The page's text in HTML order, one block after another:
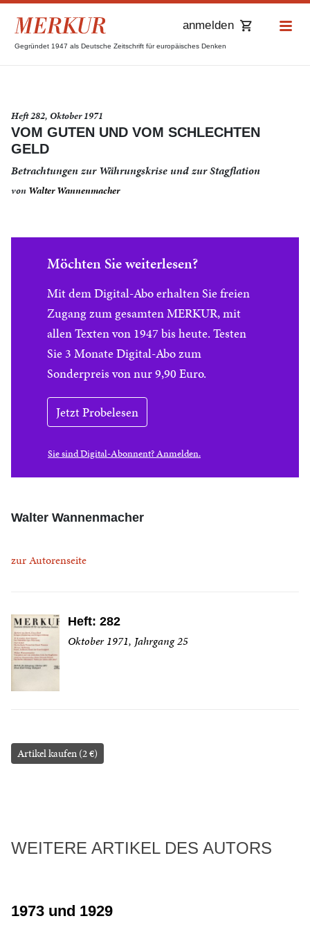
Gegründet 1947 als Deutsche Zeitschrift für europäisches Denken
anmelden
Heft 282, Oktober 1971
VOM GUTEN UND VOM SCHLECHTEN
GELD
Betrachtungen zur Währungskrise und zur Stagflation
von Walter Wannenmacher
Möchten Sie weiterlesen?
Mit dem Digital-Abo erhalten Sie freien
Zugang zum gesamten MERKUR, mit
allen Texten von 1947 bis heute. Testen
Sie 3 Monate Digital-Abo zum
Sonderpreis von nur 9,90 Euro.
Jetzt Probelesen
Sie sind Digital-Abonnent? Anmelden.
Walter Wannenmacher
zur Autorenseite
Heft: 282
Oktober 1971, Jahrgang 25
Artikel kaufen (2 €)
WEITERE ARTIKEL DES AUTORS
1973 und 1929